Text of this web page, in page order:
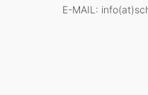
E-MAIL: